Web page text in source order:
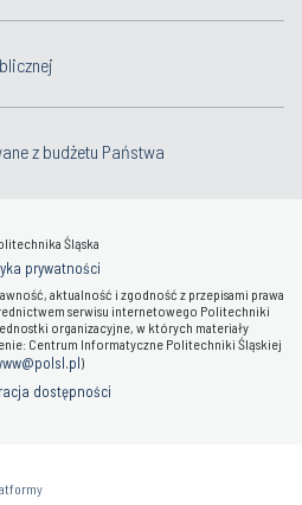
z budżetu Państwa
Śląska
prywatności
aktualność i zgodność z przepisami prawa
serwisu internetowego Politechniki
organizacyjne, w których materiały
Centrum Informatyczne Politechniki Śląskiej
)
dostępności